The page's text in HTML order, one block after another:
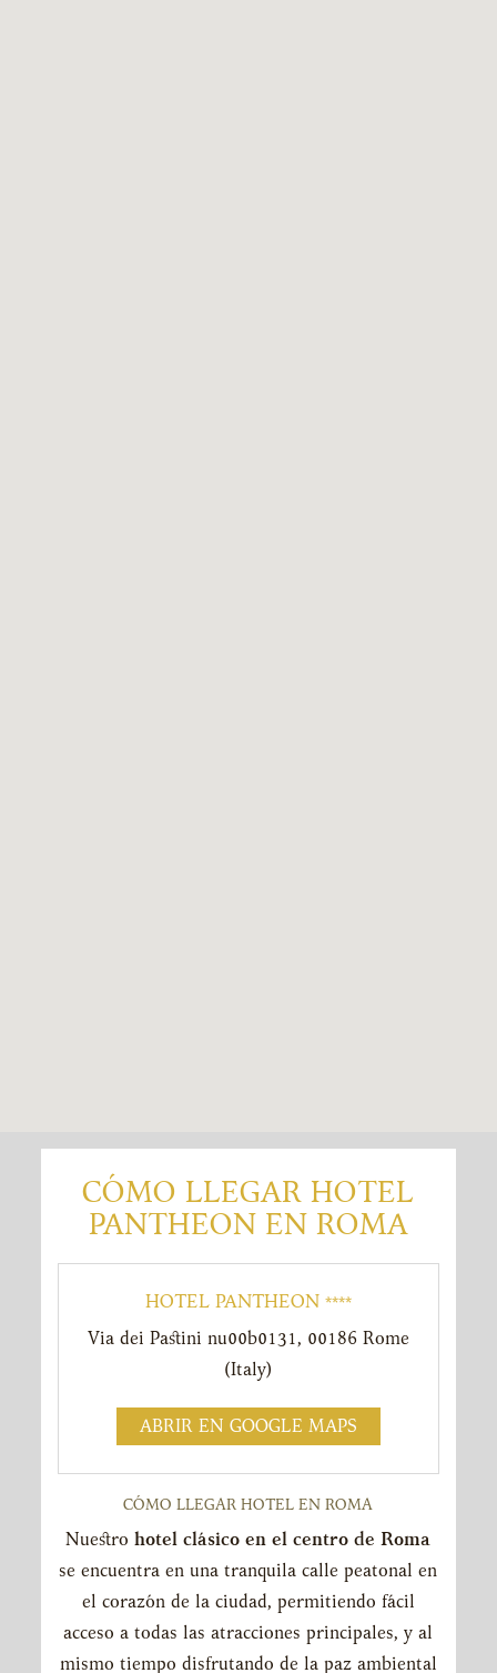
CÓMO LLEGAR HOTEL
PANTHEON EN ROMA
HOTEL PANTHEON ****
Via dei Pastini nu00b0131, 00186 Rome
(Italy)
ABRIR EN GOOGLE MAPS
CÓMO LLEGAR HOTEL EN ROMA
Nuestrohotel clásico en el centro de Roma
se encuentra en una tranquila calle peatonal en
el corazón de la ciudad, permitiendo fácil
acceso a todas las atracciones principales, y al
mismo tiempo disfrutando de la paz ambiental